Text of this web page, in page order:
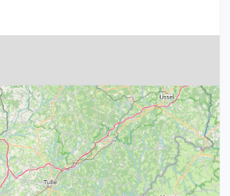
4
32
39